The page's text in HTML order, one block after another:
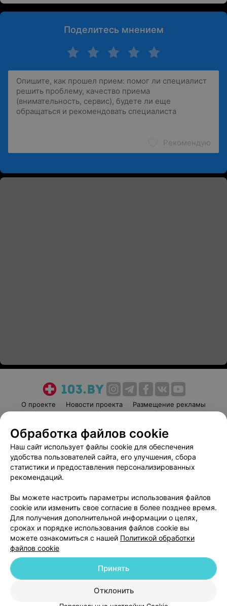
Поделитесь мнением
Рекомендую
О проекте Новости проекта
Размещение рекламы
Пользовательское соглашение
Способы оплаты
Вакансии
Партнеры
Написать руководителю 103.by
Обработка персональных данных
© 2026 ООО «Артокс Лаб», УНП 191700409
| 220012, Республика Беларусь,
Служба поддержки +375 291212755
Обработка файлов cookie
Наш сайт использует файлы cookie для обеспечения
удобства пользователей сайта, его улучшения, сбора
статистики и предоставления персонализированных
рекомендаций.
Вы можете настроить параметры использования файлов
cookie или изменить свое согласие в более позднее время.
Для получения дополнительной информации о целях,
сроках и порядке использования файлов cookie вы
можете ознакомиться с нашей Политикой обработки
файлов cookie
Отклонить
Принять